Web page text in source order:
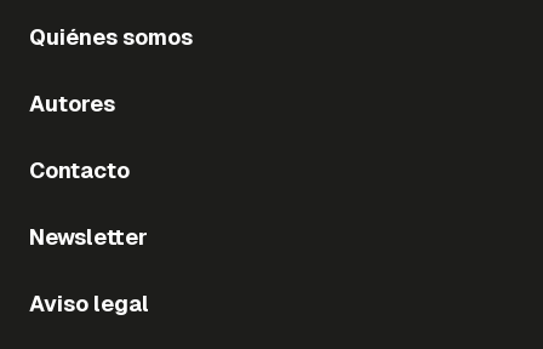
Quiénes somos
Autores
Contacto
Newsletter
Aviso legal